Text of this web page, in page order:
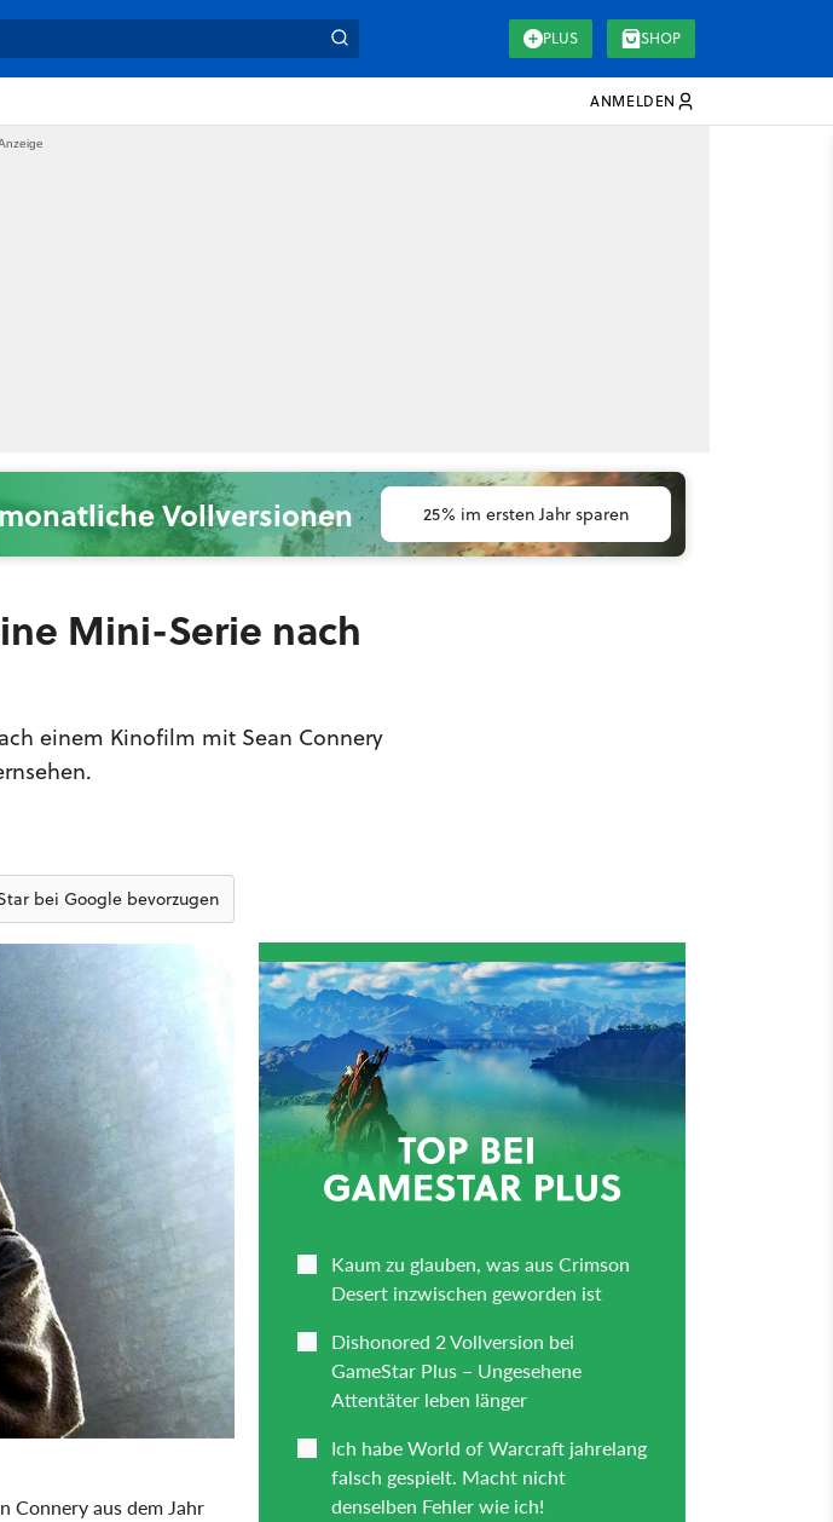
PLUS SHOP
ANMELDEN
Vollversionen 25% im ersten Jahr sparen
Mini-Serie nach
einem Kinofilm mit Sean Connery
bei Google bevorzugen
Connery aus dem Jahr